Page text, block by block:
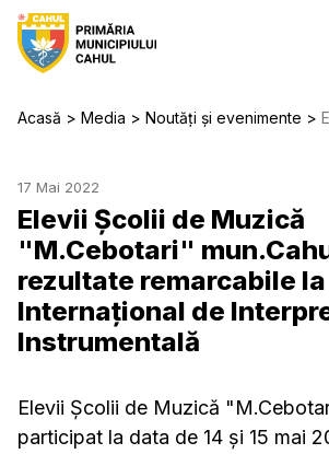
Acasă Media Noutăți și evenimente
17 Mai 2022
Elevii Școlii de Muzică
"M.Cebotari"
rezultate remarcabile
Internațional de
Instrumentală
Elevii Școlii de Muzică
participat la data de 14 și 15 mai